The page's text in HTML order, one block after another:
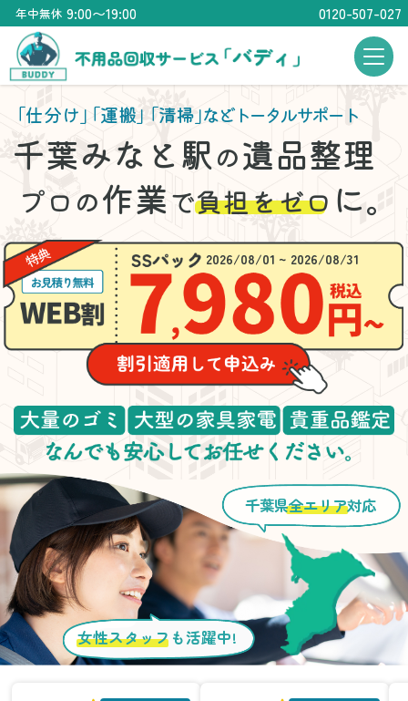
年中無休 9:00〜19:00 0120-507-027
「仕分け」「運搬」「清掃」などトータルサポート
千葉みなと駅の遺品整理
プロの作業で負担をゼロ に。
2026/08/01 ~ 2026/08/31
女性スタッフ も活躍中!
千葉県全エリア対応